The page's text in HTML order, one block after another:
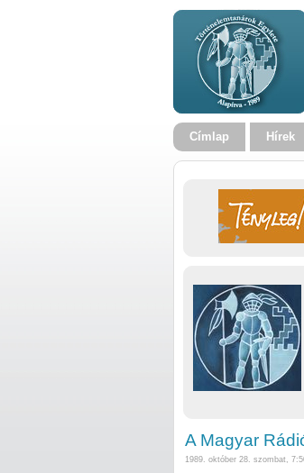
Címlap Hírek
A Magyar
1989. október 28. szombat,